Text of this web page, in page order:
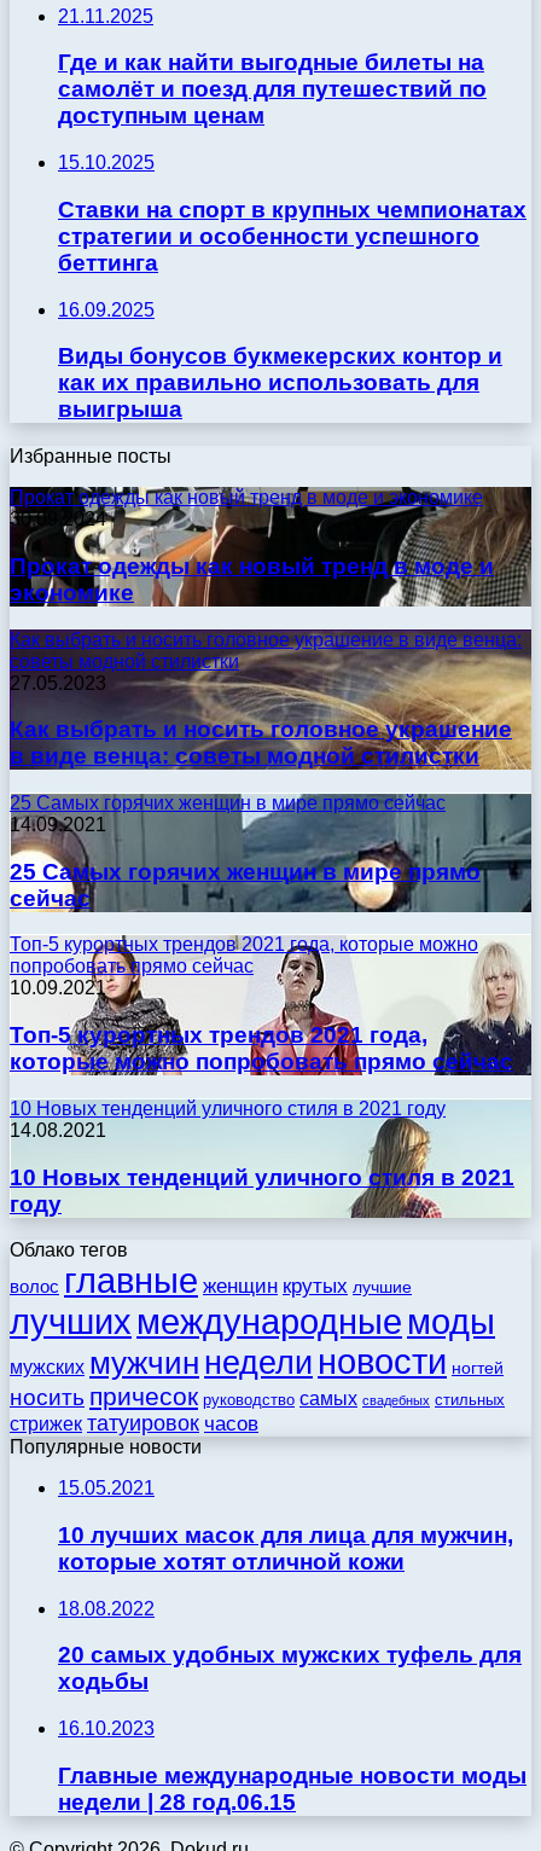
21.11.2025
Где и как найти выгодные билеты на
самолёт и поезд для путешествий по
доступным ценам
15.10.2025
Ставки на спорт в крупных чемпионатах
стратегии и особенности успешного
беттинга
16.09.2025
Виды бонусов букмекерских контор и
как их правильно использовать для
выигрыша
Избранные посты
Прокат одежды как новый тренд в моде и экономике
30.09.2024
Прокат одежды как новый тренд в моде и
экономике
Как выбрать и носить головное украшение в виде венца:
советы модной стилистки
27.05.2023
Как выбрать и носить головное украшение
в виде венца: советы модной стилистки
25 Самых горячих женщин в мире прямо сейчас
14.09.2021
25 Самых горячих женщин в мире прямо
сейчас
Топ-5 курортных трендов 2021 года, которые можно
попробовать прямо сейчас
10.09.2021
Топ-5 курортных трендов 2021 года,
которые можно попробовать прямо сейчас
10 Новых тенденций уличного стиля в 2021 году
14.08.2021
10 Новых тенденций уличного стиля в 2021
году
Облако тегов
волос главные женщин крутых лучшие
лучших международные моды
мужских мужчин недели новости ногтей
носить причесок руководство самых свадебных стильных
стрижек татуировок часов
Популярные новости
15.05.2021
10 лучших масок для лица для мужчин,
которые хотят отличной кожи
18.08.2022
20 самых удобных мужских туфель для
ходьбы
16.10.2023
Главные международные новости моды
недели | 28 год.06.15